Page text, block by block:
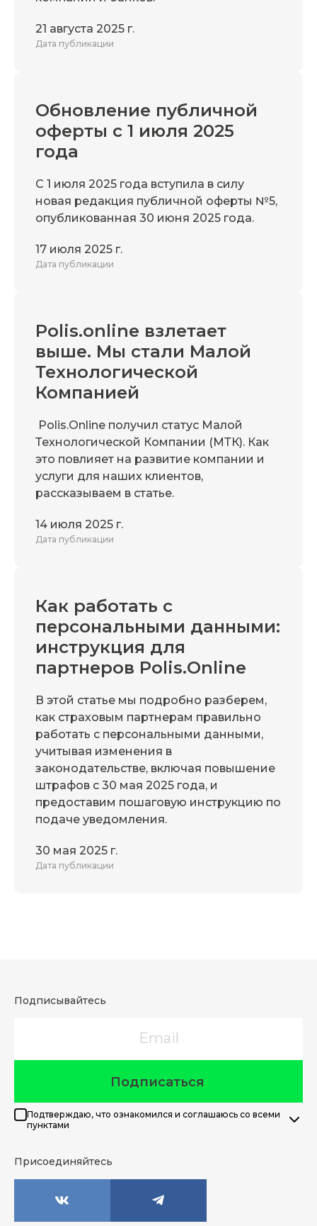
21 августа 2025 г.
Дата публикации
Обновление публичной
оферты с 1 июля 2025
года
С 1 июля 2025 года вступила в силу
новая редакция публичной оферты №5,
опубликованная 30 июня 2025 года.
17 июля 2025 г.
Дата публикации
Polis.online взлетает
выше. Мы стали Малой
Технологической
Компанией
Polis.Online получил статус Малой
Технологической Компании (МТК). Как
это повлияет на развитие компании и
услуги для наших клиентов,
рассказываем в статье.
14 июля 2025 г.
Дата публикации
Как работать с
персональными данными:
инструкция для
партнеров Polis.Online
В этой статье мы подробно разберем,
как страховым партнерам правильно
работать с персональными данными,
учитывая изменения в
законодательстве, включая повышение
штрафов с 30 мая 2025 года, и
предоставим пошаговую инструкцию по
подаче уведомления.
30 мая 2025 г.
Дата публикации
Подписывайтесь
Подписаться
Подтверждаю, что ознакомился и соглашаюсь со всеми
пунктами
Присоединяйтесь